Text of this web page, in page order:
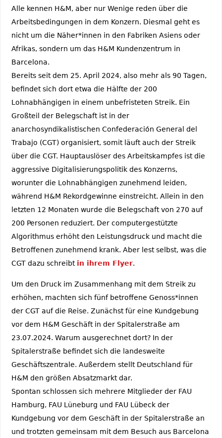
Alle kennen H&M, aber nur Wenige reden über die
Arbeitsbedingungen in dem Konzern. Diesmal geht es
nicht um die Näher*innen in den Fabriken Asiens oder
Afrikas, sondern um das H&M Kundenzentrum in
Barcelona.
Bereits seit dem 25. April 2024, also mehr als 90 Tagen,
befindet sich dort etwa die Hälfte der 200
Lohnabhängigen in einem unbefristeten Streik. Ein
Großteil der Belegschaft ist in der
anarchosyndikalistischen Confederación General del
Trabajo (CGT) organisiert, somit läuft auch der Streik
über die CGT. Hauptauslöser des Arbeitskampfes ist die
aggressive Digitalisierungspolitik des Konzerns,
worunter die Lohnabhängigen zunehmend leiden,
während H&M Rekordgewinne einstreicht. Allein in den
letzten 12 Monaten wurde die Belegschaft von 270 auf
200 Personen reduziert. Der computergestützte
Algorithmus erhöht den Leistungsdruck und macht die
Betroffenen zunehmend krank. Aber lest selbst, was die
CGT dazu schreibt in ihrem Flyer.
Um den Druck im Zusammenhang mit dem Streik zu
erhöhen, machten sich fünf betroffene Genoss*innen
der CGT auf die Reise. Zunächst für eine Kundgebung
vor dem H&M Geschäft in der Spitalerstraße am
23.07.2024. Warum ausgerechnet dort? In der
Spitalerstraße befindet sich die landesweite
Geschäftszentrale. Außerdem stellt Deutschland für
H&M den größen Absatzmarkt dar.
Spontan schlossen sich mehrere Mitglieder der FAU
Hamburg, FAU Lüneburg und FAU Lübeck der
Kundgebung vor dem Geschäft in der Spitalerstraße an
und trotzten gemeinsam mit dem Besuch aus Barcelona